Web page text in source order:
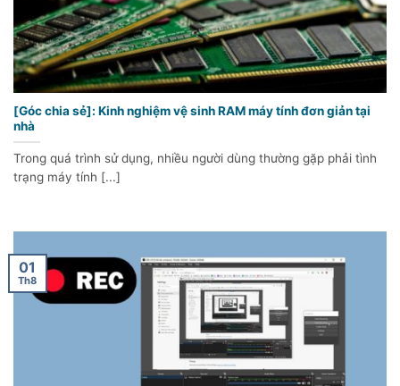
[Góc chia sẻ]: Kinh nghiệm vệ sinh RAM máy tính đơn giản tại
nhà
Trong quá trình sử dụng, nhiều người dùng thường gặp phải tình
trạng máy tính [...]
01
Th8